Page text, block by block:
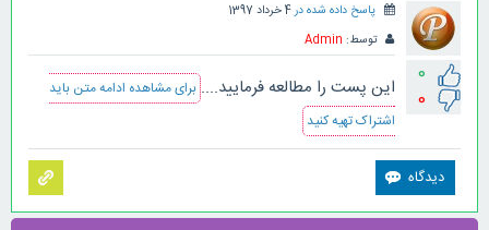
0
0
پاسخ داده شده در4 خرداد 1397
توسط: Admin
این پست را مطالعه فرمایید.... برای مشاهده ادامه متن باید
اشتراک تهیه کنید